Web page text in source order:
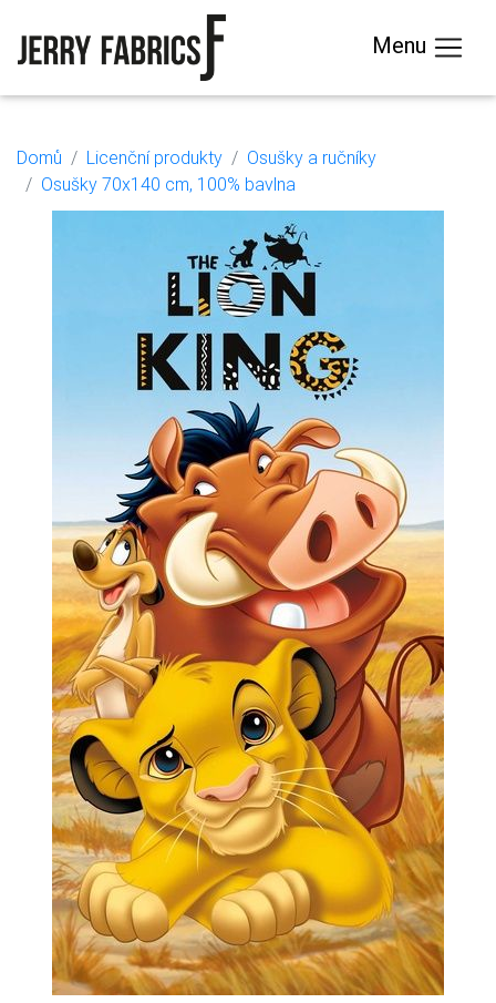
Menu
Domů Licenční produkty
Osušky a ručníky
Osušky 70x140 cm, 100% bavlna
Previous Next